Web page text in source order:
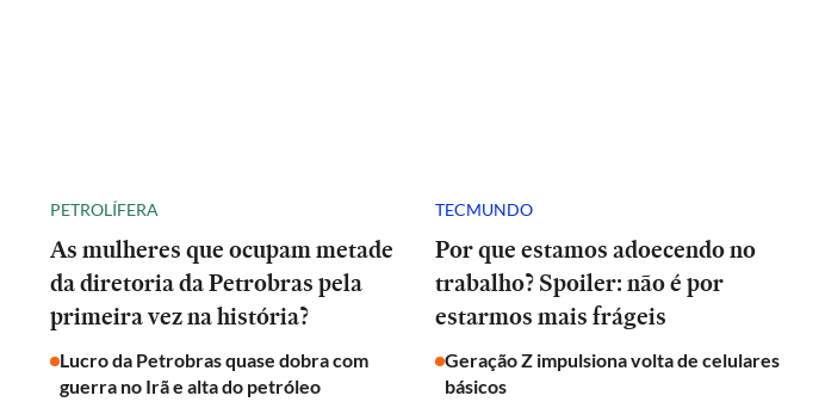
PETROLÍFERA
As mulheres que ocupam metade
da diretoria da Petrobras pela
primeira vez na história?
Lucro da Petrobras quase dobra com
guerra no Irã e alta do petróleo
TECMUNDO
Por que estamos adoecendo no
trabalho? Spoiler: não é por
estarmos mais frágeis
Geração Z impulsiona volta de celulares
básicos